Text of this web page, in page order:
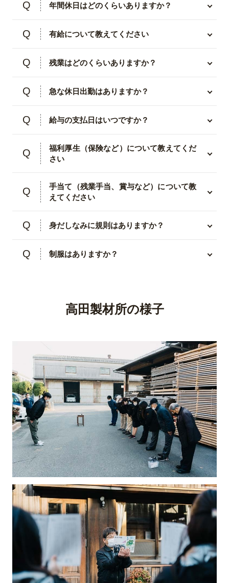
年間休日はどのくらいありますか？
有給について教えてください
残業はどのくらいありますか？
急な休日出勤はありますか？
給与の支払日はいつですか？
福利厚生（保険など）について教えてくだ
さい
手当て（残業手当、賞与など）について教
えてください
身だしなみに規則はありますか？
制服はありますか？
高田製材所の様子